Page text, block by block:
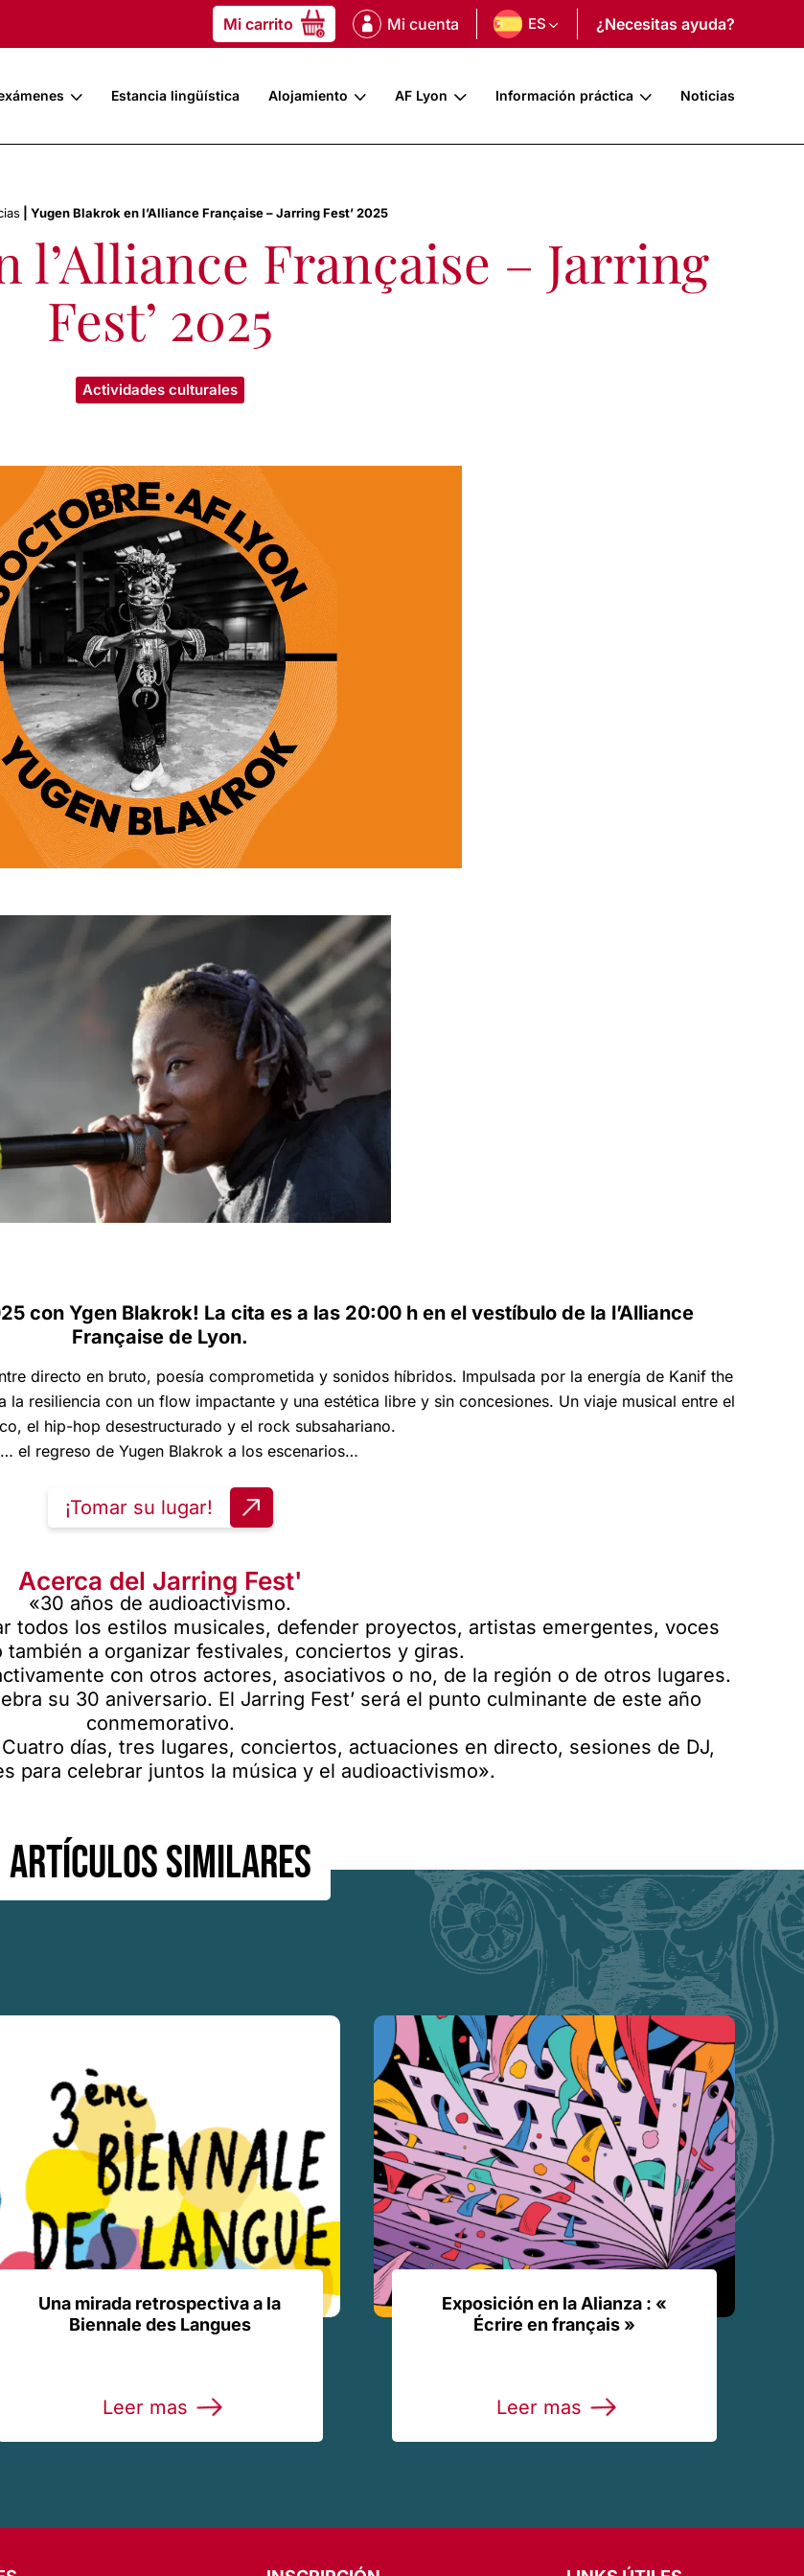
Mi carrito 0 Mi cuenta ES ¿Necesitas ayuda?
Estancia lingüística Alojamiento AF Lyon Información práctica Noticias
Yugen Blakrok en l’Alliance Française – Jarring Fest’ 2025
l’Alliance Française – Jarring
Fest’ 2025
Actividades culturales
con Ygen Blakrok! La cita es a las 20:00 h en el vestíbulo de la l’Alliance
Française de Lyon.
directo en bruto, poesía comprometida y sonidos híbridos. Impulsada por la energía de Kanif the
resiliencia con un flow impactante y una estética libre y sin concesiones. Un viaje musical entre el
el hip-hop desestructurado y el rock subsahariano.
el regreso de Yugen Blakrok a los escenarios…
¡Tomar su lugar!
Acerca del Jarring Fest'
«30 años de audioactivismo.
todos los estilos musicales, defender proyectos, artistas emergentes, voces
también a organizar festivales, conciertos y giras.
con otros actores, asociativos o no, de la región o de otros lugares.
su 30 aniversario. El Jarring Fest’ será el punto culminante de este año
conmemorativo.
días, tres lugares, conciertos, actuaciones en directo, sesiones de DJ,
para celebrar juntos la música y el audioactivismo».
Artículos similares
Una mirada retrospectiva a la
Biennale des Langues
Leer mas
Exposición en la Alianza : «
Écrire en français »
Leer mas